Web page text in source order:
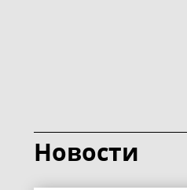
Новости